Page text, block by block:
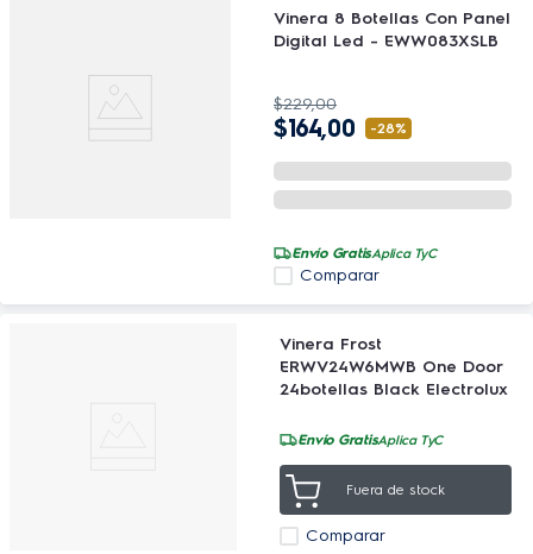
Vinera 8 Botellas Con Panel
Digital Led - EWW083XSLB
$229,00
$164,00 -28%
Envío GratisAplica TyC
Comparar
Vinera Frost
ERWV24W6MWB One Door
24botellas Black Electrolux
Envío GratisAplica TyC
Fuera de stock
Comparar